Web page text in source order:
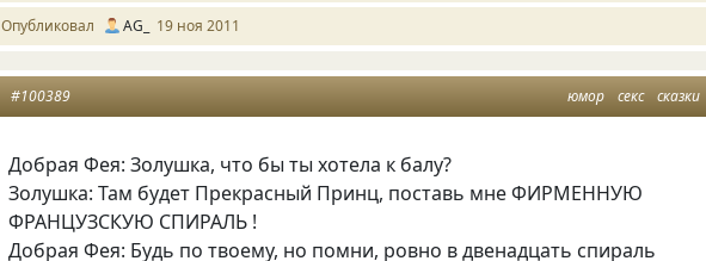
Опубликовал AG_ 19 ноя 2011
юмор секс сказки
#100389
Добрая Фея: Золушка, что бы ты хотела к балу?
Золушка: Там будет Прекрасный Принц, поставь мне ФИРМЕННУЮ
ФРАНЦУЗСКУЮ СПИРАЛЬ !
Добрая Фея: Будь по твоему, но помни, ровно в двенадцать спираль